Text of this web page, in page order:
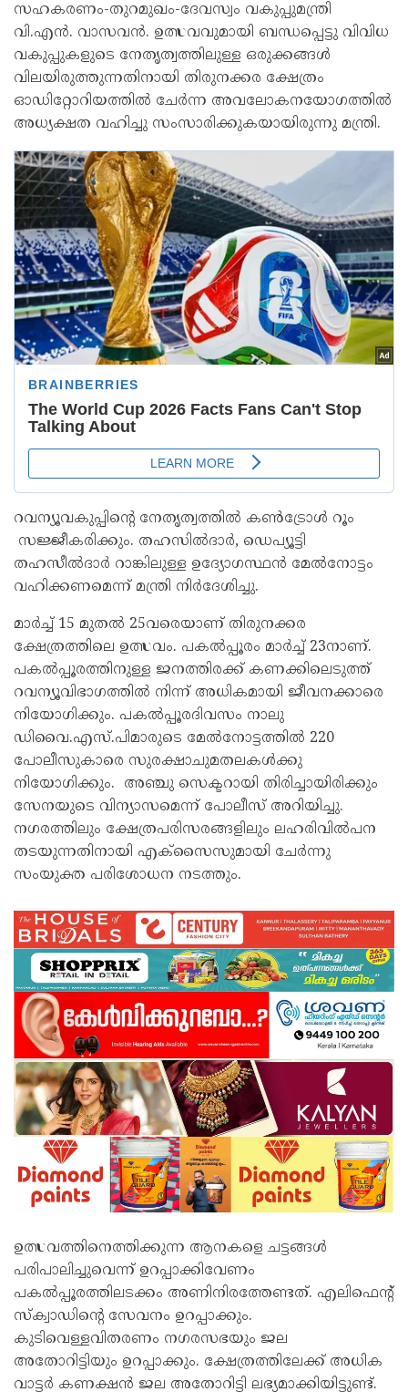
സഹകരണം-തുറമുഖം-ദേവസ്വം വകുപ്പുമന്ത്രി
വി.എൻ. വാസവൻ. ഉത്സവവുമായി ബന്ധപ്പെട്ടു വിവിധ
വകുപ്പുകളുടെ നേതൃത്വത്തിലുള്ള ഒരുക്കങ്ങൾ
വിലയിരുത്തുന്നതിനായി തിരുനക്കര ക്ഷേത്രം
ഓഡിറ്റോറിയത്തിൽ ചേർന്ന അവലോകനയോഗത്തിൽ
അധ്യക്ഷത വഹിച്ചു സംസാരിക്കുകയായിരുന്നു മന്ത്രി.
റവന്യൂവകുപ്പിന്റെ നേതൃത്വത്തിൽ കൺട്രോൾ റൂം
സജ്ജീകരിക്കും. തഹസിൽദാർ, ഡെപ്യൂട്ടി
തഹസീൽദാർ റാങ്കിലുള്ള ഉദ്യോഗസ്ഥൻ മേൽനോട്ടം
വഹിക്കണമെന്ന് മന്ത്രി നിർദേശിച്ചു.
മാർച്ച് 15 മുതൽ 25വരെയാണ് തിരുനക്കര
ക്ഷേത്രത്തിലെ ഉത്സവം. പകൽപ്പൂരം മാർച്ച് 23നാണ്.
പകൽപ്പൂരത്തിനുള്ള ജനത്തിരക്ക് കണക്കിലെടുത്ത്
റവന്യൂവിഭാഗത്തിൽ നിന്ന് അധികമായി ജീവനക്കാരെ
നിയോഗിക്കും. പകൽപ്പൂരദിവസം നാലു
ഡിവൈ.എസ്.പിമാരുടെ മേൽനോട്ടത്തിൽ 220
പോലീസുകാരെ സുരക്ഷാചുമതലകൾക്കു
നിയോഗിക്കും. അഞ്ചു സെക്ടറായി തിരിച്ചായിരിക്കും
സേനയുടെ വിന്യാസമെന്ന് പോലീസ് അറിയിച്ചു.
നഗരത്തിലും ക്ഷേത്രപരിസരങ്ങളിലും ലഹരിവിൽപന
തടയുന്നതിനായി എക്‌സൈസുമായി ചേർന്നു
സംയുക്ത പരിശോധന നടത്തും.
ഉത്സവത്തിനെത്തിക്കുന്ന ആനകളെ ചട്ടങ്ങൾ
പരിപാലിച്ചുവെന്ന് ഉറപ്പാക്കിവേണം
പകൽപ്പൂരത്തിലടക്കം അണിനിരത്തേണ്ടത്. എലിഫെന്റ്
സ്‌ക്വാഡിന്റെ സേവനം ഉറപ്പാക്കും.
കുടിവെള്ളവിതരണം നഗരസഭയും ജല
അതോറിട്ടിയും ഉറപ്പാക്കും. ക്ഷേത്രത്തിലേക്ക് അധിക
വാട്ടർ കണക്ഷൻ ജല അതോറിട്ടി ലഭ്യമാക്കിയിട്ടുണ്ട്.